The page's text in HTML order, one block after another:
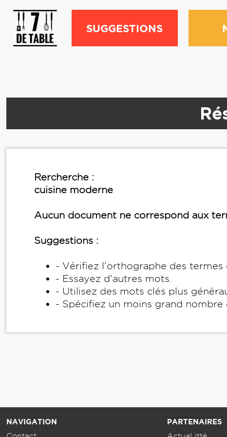
SUGGESTIONS
Rercherche :
cuisine moderne
Aucun document ne correspond aux
Suggestions :
- Vérifiez l’orthographe des termes
- Essayez d'autres mots.
- Utilisez des mots clés plus
- Spécifiez un moins grand nombre
NAVIGATION
PARTENAIRES